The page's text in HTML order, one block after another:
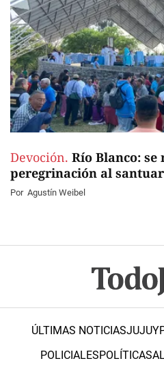
Devoción. Río Blanco:
peregrinación al
Por Agustín Weibel
ÚLTIMAS NOTICIASJUJUY
POLICIALESPOLÍTICA